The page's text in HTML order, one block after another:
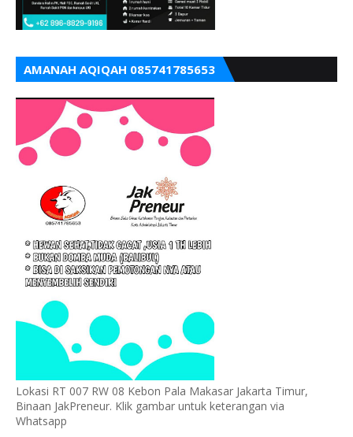
AMANAH AQIQAH 085741785653
Lokasi RT 007 RW 08 Kebon Pala Makasar Jakarta Timur,
Binaan JakPreneur. Klik gambar untuk keterangan via
Whatsapp